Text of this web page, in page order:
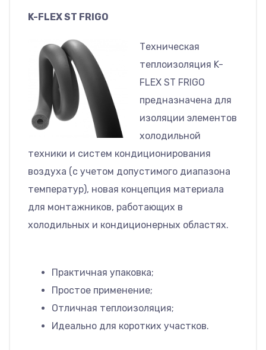
K-FLEX ST FRIGO
Техническая
теплоизоляция K-
FLEX ST FRIGO
предназначена для
изоляции элементов
холодильной
техники и систем кондиционирования
воздуха (с учетом допустимого диапазона
температур), новая концепция материала
для монтажников, работающих в
холодильных и кондиционерных областях.
Практичная упаковка;
Простое применение;
Отличная теплоизоляция;
Идеально для коротких участков.